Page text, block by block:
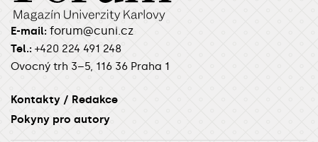
E-mail: forum@cuni.cz
Tel.: +420 224 491 248
Ovocný trh 3–5, 116 36 Praha 1
Kontakty / Redakce
Pokyny pro autory